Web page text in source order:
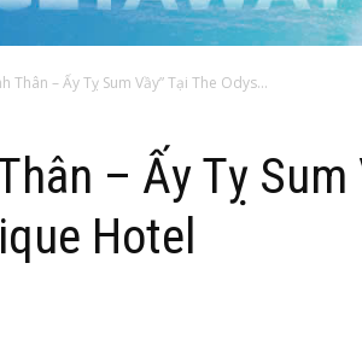
Thân – Ấy Tỵ Sum Vầy” Tại The Odys...
– Ấy Tỵ Sum
Hotel